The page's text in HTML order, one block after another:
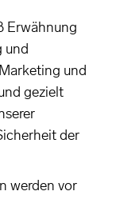
Erwähnung
und
und
gezielt
der
werden vor